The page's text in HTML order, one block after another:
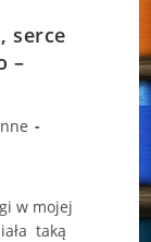
serce
–
w mojej
taką